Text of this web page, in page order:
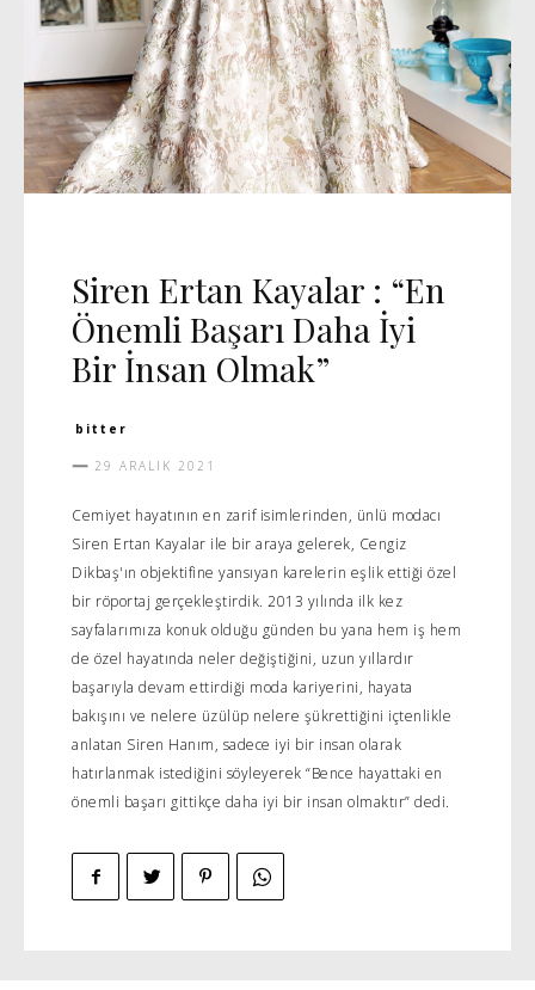
Siren Ertan Kayalar : “En
Önemli Başarı Daha İyi
Bir İnsan Olmak”
bitter
29 ARALIK 2021
Cemiyet hayatının en zarif isimlerinden, ünlü modacı
Siren Ertan Kayalar ile bir araya gelerek, Cengiz
Dikbaş'ın objektifine yansıyan karelerin eşlik ettiği özel
bir röportaj gerçekleştirdik. 2013 yılında ilk kez
sayfalarımıza konuk olduğu günden bu yana hem iş hem
de özel hayatında neler değiştiğini, uzun yıllardır
başarıyla devam ettirdiği moda kariyerini, hayata
bakışını ve nelere üzülüp nelere şükrettiğini içtenlikle
anlatan Siren Hanım, sadece iyi bir insan olarak
hatırlanmak istediğini söyleyerek “Bence hayattaki en
önemli başarı gittikçe daha iyi bir insan olmaktır” dedi.